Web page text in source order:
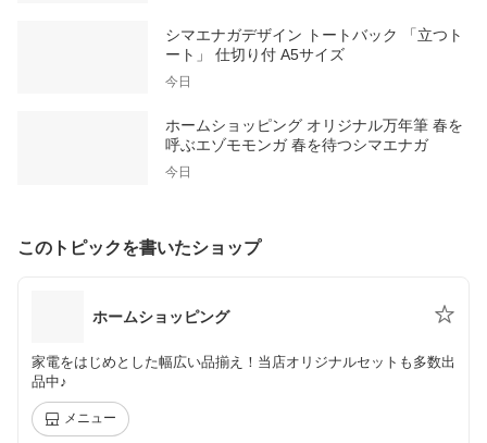
シマエナガデザイン トートバック 「立つト
ート」 仕切り付 A5サイズ
今日
ホームショッピング オリジナル万年筆 春を
呼ぶエゾモモンガ 春を待つシマエナガ
今日
このトピックを書いたショップ
ホームショッピング
家電をはじめとした幅広い品揃え！当店オリジナルセットも多数出
品中♪
メニュー